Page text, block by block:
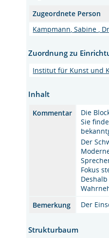
Zugeordnete Person
Kampmann, Sabine ,
Zuordnung zu
Institut für Kunst und
Inhalt
Kommentar
Die
Sie
Der
Fokus
Bemerkung
Der
Strukturbaum